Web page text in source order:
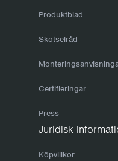
Produktblad
Skötselråd
Certifieringar
Press
Juridisk
Köpvillkor